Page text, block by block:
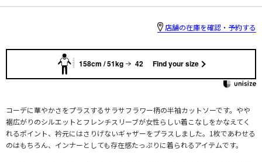
店舗の在庫を確認・予約する
158cm / 51kg 42 Find your size
コーデに華やかさをプラスするサラサフラワー柄の半袖カットソーです。やや
裾広がりのシルエットとフレンチスリーブが女性らしい着こなしをかなえてく
れるポイント、衿元にはさりげないギャザーをプラスしました。1枚であわせる
のはもちろん、インナーとしても存在感たっぷりに着られるアイテムです。